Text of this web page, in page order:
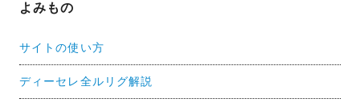
よみもの
サイトの使い方
ディーセレ全ルリグ解説